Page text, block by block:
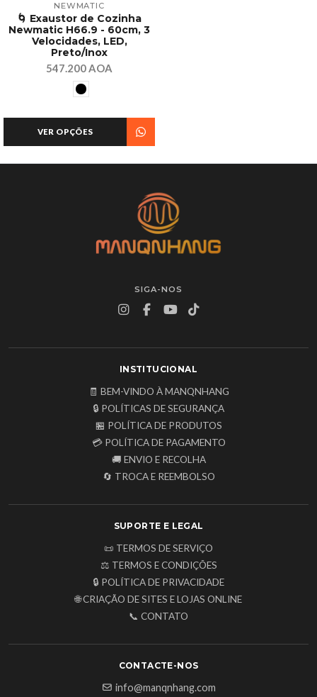
NEWMATIC
🌀 Exaustor de Cozinha
Newmatic H66.9 - 60cm, 3
Velocidades, LED,
Preto/Inox
547.200 AOA
VER OPÇÕES
SIGA-NOS
INSTITUCIONAL
🧾 BEM-VINDO À MANQNHANG
🔒 POLÍTICAS DE SEGURANÇA
🏪 POLÍTICA DE PRODUTOS
💳 POLÍTICA DE PAGAMENTO
🚚 ENVIO E RECOLHA
🔄 TROCA E REEMBOLSO
SUPORTE E LEGAL
📜 TERMOS DE SERVIÇO
⚖️ TERMOS E CONDIÇÕES
🔒 POLÍTICA DE PRIVACIDADE
🌐 CRIAÇÃO DE SITES E LOJAS ONLINE
📞 CONTATO
CONTACTE-NOS
info@manqnhang.com